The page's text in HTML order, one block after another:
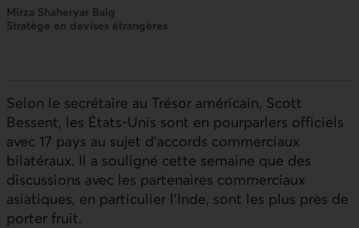
Mirza Shaheryar Baig
Stratège en devises étrangères
Selon le secrétaire au Trésor américain, Scott
Bessent, les États-Unis sont en pourparlers officiels
avec 17 pays au sujet d’accords commerciaux
bilatéraux. Il a souligné cette semaine que des
discussions avec les partenaires commerciaux
asiatiques, en particulier l’Inde, sont les plus près de
porter fruit.